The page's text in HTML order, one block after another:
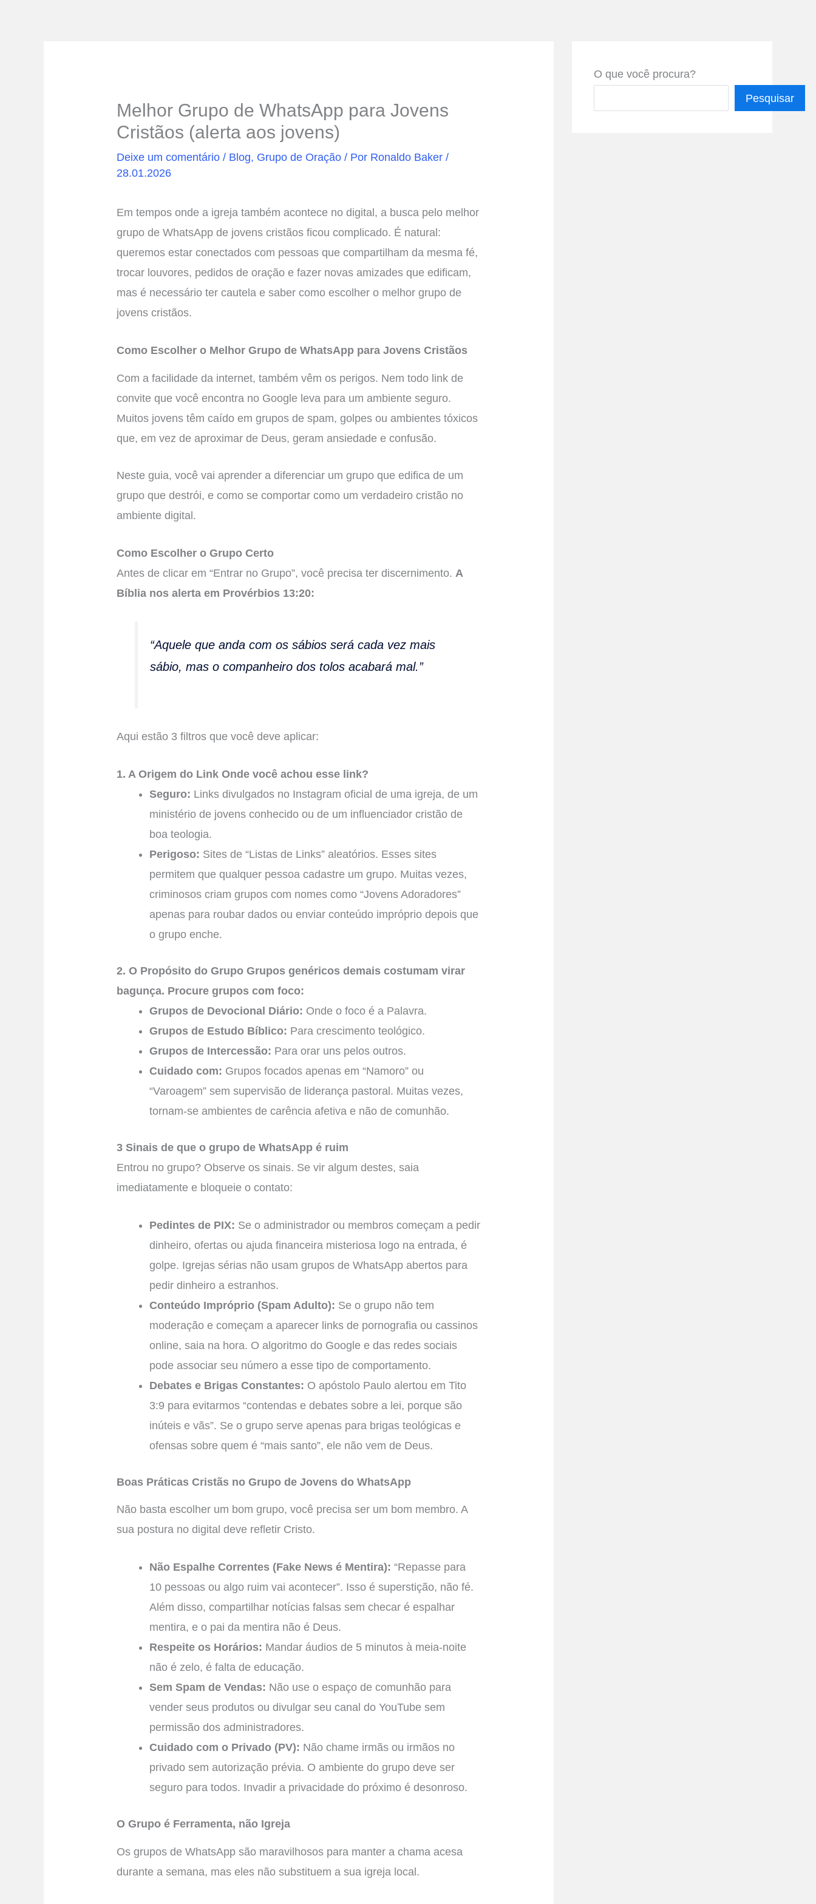
Melhor Grupo de WhatsApp para Jovens
Cristãos (alerta aos jovens)
Deixe um comentário / Blog, Grupo de Oração / Por Ronaldo Baker/
28.01.2026
Em tempos onde a igreja também acontece no digital, a busca pelo melhor
grupo de WhatsApp de jovens cristãos ficou complicado. É natural:
queremos estar conectados com pessoas que compartilham da mesma fé,
trocar louvores, pedidos de oração e fazer novas amizades que edificam,
mas é necessário ter cautela e saber como escolher o melhor grupo de
jovens cristãos.
Como Escolher o Melhor Grupo de WhatsApp para Jovens Cristãos
Com a facilidade da internet, também vêm os perigos. Nem todo link de
convite que você encontra no Google leva para um ambiente seguro.
Muitos jovens têm caído em grupos de spam, golpes ou ambientes tóxicos
que, em vez de aproximar de Deus, geram ansiedade e confusão.
Neste guia, você vai aprender a diferenciar um grupo que edifica de um
grupo que destrói, e como se comportar como um verdadeiro cristão no
ambiente digital.
Como Escolher o Grupo Certo
Antes de clicar em “Entrar no Grupo”, você precisa ter discernimento.A
Bíblia nos alerta em Provérbios 13:20:
“Aquele que anda com os sábios será cada vez mais
sábio, mas o companheiro dos tolos acabará mal.”
Aqui estão 3 filtros que você deve aplicar:
1. A Origem do Link Onde você achou esse link?
Seguro: Links divulgados no Instagram oficial de uma igreja, de um
ministério de jovens conhecido ou de um influenciador cristão de
boa teologia.
Perigoso: Sites de “Listas de Links” aleatórios. Esses sites
permitem que qualquer pessoa cadastre um grupo. Muitas vezes,
criminosos criam grupos com nomes como “Jovens Adoradores”
apenas para roubar dados ou enviar conteúdo impróprio depois que
o grupo enche.
2. O Propósito do Grupo Grupos genéricos demais costumam virar
bagunça. Procure grupos com foco:
Grupos de Devocional Diário: Onde o foco é a Palavra.
Grupos de Estudo Bíblico: Para crescimento teológico.
Grupos de Intercessão: Para orar uns pelos outros.
Cuidado com: Grupos focados apenas em “Namoro” ou
“Varoagem” sem supervisão de liderança pastoral. Muitas vezes,
tornam-se ambientes de carência afetiva e não de comunhão.
3 Sinais de que o grupo de WhatsApp é ruim
Entrou no grupo? Observe os sinais. Se vir algum destes, saia
imediatamente e bloqueie o contato:
Pedintes de PIX: Se o administrador ou membros começam a pedir
dinheiro, ofertas ou ajuda financeira misteriosa logo na entrada, é
golpe. Igrejas sérias não usam grupos de WhatsApp abertos para
pedir dinheiro a estranhos.
Conteúdo Impróprio (Spam Adulto): Se o grupo não tem
moderação e começam a aparecer links de pornografia ou cassinos
online, saia na hora. O algoritmo do Google e das redes sociais
pode associar seu número a esse tipo de comportamento.
Debates e Brigas Constantes: O apóstolo Paulo alertou em Tito
3:9 para evitarmos “contendas e debates sobre a lei, porque são
inúteis e vãs”. Se o grupo serve apenas para brigas teológicas e
ofensas sobre quem é “mais santo”, ele não vem de Deus.
Boas Práticas Cristãs no Grupo de Jovens do WhatsApp
Não basta escolher um bom grupo, você precisa ser um bom membro. A
sua postura no digital deve refletir Cristo.
Não Espalhe Correntes (Fake News é Mentira): “Repasse para
10 pessoas ou algo ruim vai acontecer”. Isso é superstição, não fé.
Além disso, compartilhar notícias falsas sem checar é espalhar
mentira, e o pai da mentira não é Deus.
Respeite os Horários: Mandar áudios de 5 minutos à meia-noite
não é zelo, é falta de educação.
Sem Spam de Vendas: Não use o espaço de comunhão para
vender seus produtos ou divulgar seu canal do YouTube sem
permissão dos administradores.
Cuidado com o Privado (PV): Não chame irmãs ou irmãos no
privado sem autorização prévia. O ambiente do grupo deve ser
seguro para todos. Invadir a privacidade do próximo é desonroso.
O Grupo é Ferramenta, não Igreja
Os grupos de WhatsApp são maravilhosos para manter a chama acesa
durante a semana, mas eles não substituem a sua igreja local.
O que você procura?
Pesquisar